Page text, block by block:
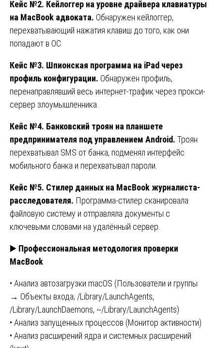
Кейс №2. Кейлоггер на уровне драйвера клавиатуры
на MacBook адвоката. Обнаружен кейлоггер,
перехватывающий нажатия клавиш до того, как они
попадают в ОС.
Кейс №3. Шпионская программа на iPad через
профиль конфигурации. Обнаружен профиль,
перенаправлявший весь интернет-трафик через прокси-
сервер злоумышленника.
Кейс №4. Банковский троян на планшете
предпринимателя под управлением Android. Троян
перехватывал SMS от банка, подменял интерфейс
мобильного банка и перехватывал пароли.
Кейс №5. Стилер данных на MacBook журналиста-
расследователя. Программа-стилер сканировала
файловую систему и отправляла документы с
ключевыми словами на удалённый сервер.
▶️ Профессиональная методология проверки
MacBook
• Анализ автозагрузки macOS (Пользователи и группы
→ Объекты входа; /Library/LaunchAgents,
/Library/LaunchDaemons, ~/Library/LaunchAgents)
• Анализ запущенных процессов (Монитор активности)
• Анализ расширений ядра и системных расширений